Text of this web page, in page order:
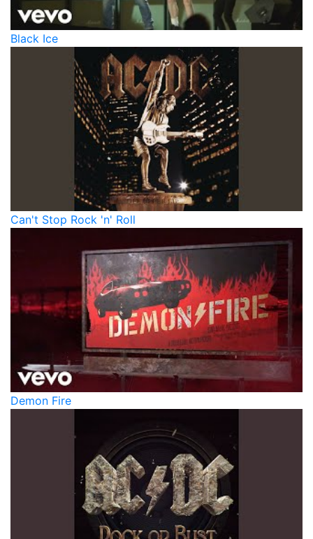
Black Ice
Can't Stop Rock 'n' Roll
Demon Fire